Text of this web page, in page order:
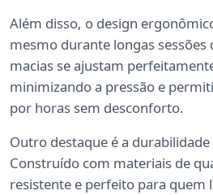
Além disso, o design
mesmo durante longas sessões
macias se ajustam
minimizando a pressão e
por horas sem desconforto.
Outro destaque é a
Construído com materiais de
resistente e perfeito para quem